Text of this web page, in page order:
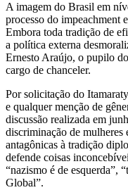
A imagem do Brasil em
processo do impeachment
Embora toda tradição de
a política externa
Ernesto Araújo, o pupilo
cargo de chanceler.
Por solicitação do
e qualquer menção de
discussão realizada em
discriminação de mulheres
antagônicas à tradição
defende coisas
“nazismo é de esquerda”,
Global”.